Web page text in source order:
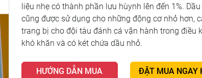
liệu nhẹ có thành phần lưu hùynh lên đến 1%.
cũng được sử dụng cho những động cơ nhỏ hơn,
trang bị cho đội tàu đánh cá vận hành trong điều
khó khăn và có két chứa dầu nhỏ.
HƯỚNG DẪN MUA
ĐẶT MUA NGAY